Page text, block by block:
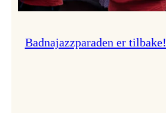
Badnajazzparaden er tilbake!